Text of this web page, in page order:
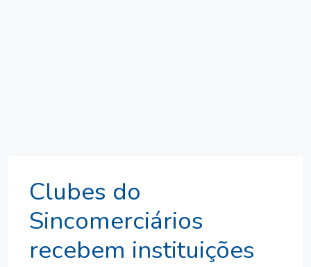
Clubes do
Sincomerciários
recebem instituições